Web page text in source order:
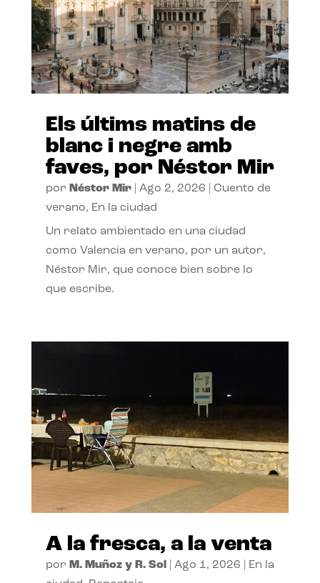
Els últims matins de
blanc i negre amb
faves, por Néstor Mir
por Néstor Mir| Ago 2, 2026
Cuento de
verano, En la ciudad
Un relato ambientado en una ciudad
como Valencia en verano, por un autor,
Néstor Mir, que conoce bien sobre lo
que escribe.
A la fresca, a la venta
por M. Muñoz y R. Sol| Ago 1, 2026
En la